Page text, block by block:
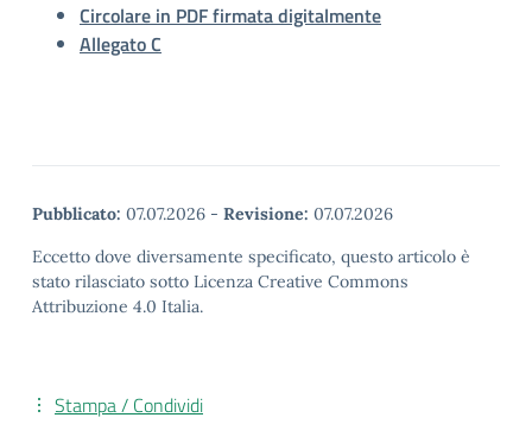
Circolare in PDF firmata digitalmente
Allegato C
Pubblicato: 07.07.2026 - Revisione: 07.07.2026
Eccetto dove diversamente specificato, questo articolo è
stato rilasciato sotto Licenza Creative Commons
Attribuzione 4.0 Italia.
Stampa / Condividi